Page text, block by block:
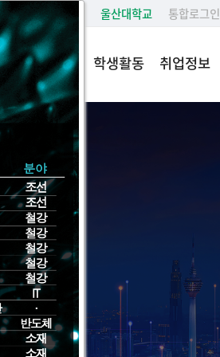
울산대학교 통합로그인
학부특장점 학생활동 취업정보